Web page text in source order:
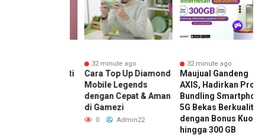
32 minute ago
Cara Top Up Diamond
Mobile Legends
dengan Cepat & Aman
di Gamezi
0 Admin22
32 minute ago
Maujual Gandeng
AXIS, Hadirkan Promo
Bundling Smartphone
5G Bekas Berkualitas
dengan Bonus Kuota
hingga 300 GB